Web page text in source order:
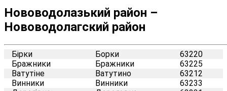
Нововодолазький район –
Нововодолагский район
Бірки Борки
63220
Бражники
Бражники
63225
Ватутіне
Ватутино
63212
Винники
Винники
63233